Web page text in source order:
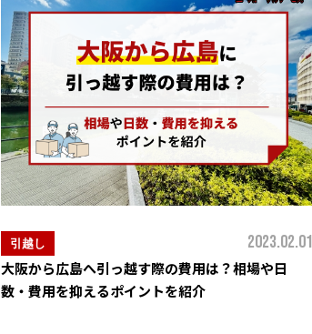
引越し 2023.02.01
大阪から広島へ引っ越す際の費用は？相場や日
数・費用を抑えるポイントを紹介